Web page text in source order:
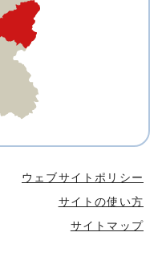
ウェブサイトポリシー
サイトの使い方
サイトマップ